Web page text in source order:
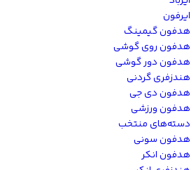
ایرفون
هدفون گیمینگ
هدفون روی گوشی
هدفون دور گوشی
هندزفری گردنی
هدفون دی جی
هدفون ورزشی
دسته‌های منتخب
هدفون سونی
هدفون انکر